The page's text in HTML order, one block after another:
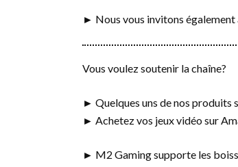
► Nous vous invitons également
Vous voulez soutenir la chaîne?
► Quelques uns de nos produits
► Achetez vos jeux vidéo sur
► M2 Gaming supporte les